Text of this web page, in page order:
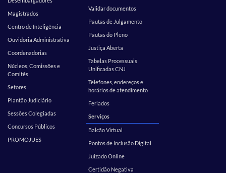
Magistrados
Centro de Inteligência
Ouvidoria Administrativa
Coordenadorias
Núcleos, Comissões e
Comitês
Setores
Plantão Judiciário
Sessões Colegiadas
Concursos Públicos
PROMOJUES
Validar documentos
Pautas de Julgamento
Pautas do Pleno
Justiça Aberta
Tabelas Processuais
Unificadas CNJ
Telefones, endereços e
horários de atendimento
Feriados
Serviços
Balcão Virtual
Pontos de Inclusão Digital
Juizado Online
Certidão Negativa